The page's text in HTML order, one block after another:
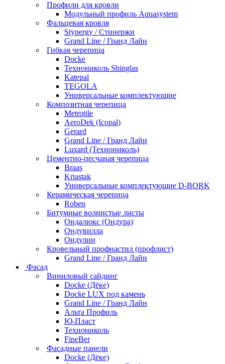
Профили для кровли
Модульный профиль Aquasystem
Фальцевая кровля
Stynergy / Стинержи
Grand Line / Гранд Лайн
Гибкая черепица
Docke
Технониколь Shinglas
Katepal
TEGOLA
Универсальные комплектующие
Композитная черепица
Metrotile
AeroDek (Icopal)
Gerard
Grand Line / Гранд Лайн
Luxard (Технониколь)
Цементно-песчаная черепица
Braas
Kriastak
Универсальные комплектующие D-BORK
Керамическая черепица
Roben
Битумные волнистые листы
Ондалюкс (Ондура)
Ондувилла
Ондулин
Кровельный профнастил (профлист)
Grand Line / Гранд Лайн
Фасад
Виниловый сайдинг
Docke (Дёке)
Docke LUX под камень
Grand Line / Гранд Лайн
Альта Профиль
Ю-Пласт
Технониколь
FineBer
Фасадные панели
Docke (Дёке)